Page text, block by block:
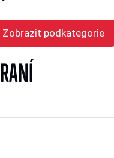
Zobrazit podkategorie